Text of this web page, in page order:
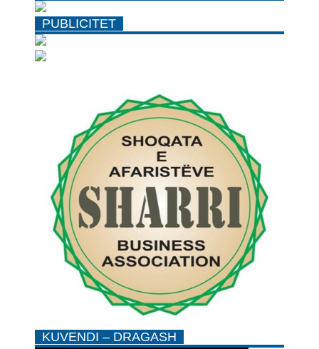
PUBLICITET
KUVENDI – DRAGASH